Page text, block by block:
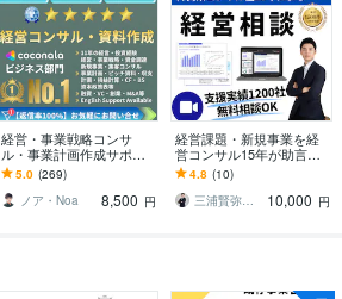
経営・事業戦略コンサ
ル・事業計画作成サポー
トします 億円超の資金調
達・実績多数 | 経営13年
のプロがサポート
5.0 (269)
ノア・Noa
8,500 円
経営課題・新規事業を経
営コンサル15年が助言し
ます 【無料相談OK】成長
戦略、競合差別化、販売
戦略まで壁打ち
4.8 (10)
三浦賢弥＠経営コンサルタント
10,000 円